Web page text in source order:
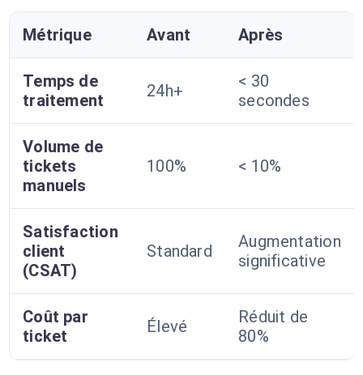
Métrique Avant Après
Temps de
traitement
24h+
< 30
secondes
Volume de
tickets
manuels
100% < 10%
Satisfaction
client
(CSAT)
Standard
Augmentation
significative
Coût par
ticket
Élevé
Réduit de
80%